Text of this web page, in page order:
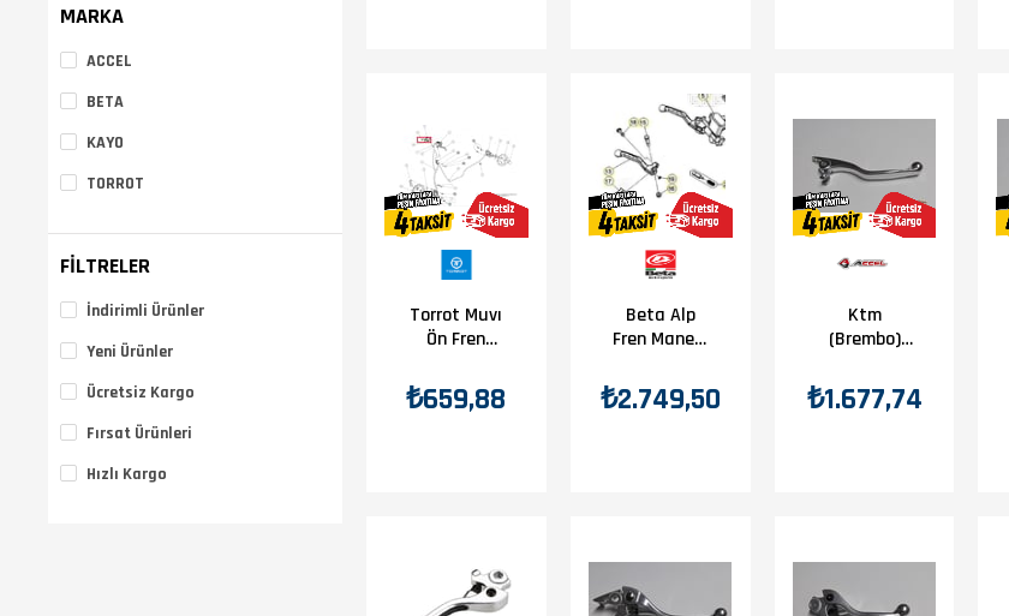
MARKA
ACCEL
BETA
KAYO
TORROT
FILTRELER
İndirimli Ürünler
Yeni Ürünler
Ücretsiz Kargo
Fırsat Ürünleri
Hızlı Kargo
Torrot Muvı
Ön Fren
₺659,88
Beta Alp
Fren Maneti
B7-3
₺2.749,50
Ktm
(Brembo)
Maneti
₺1.677,74